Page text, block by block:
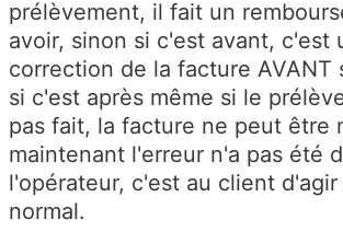
prélèvement, il fait un
avoir, sinon si c'est avant, c'est
correction de la facture AVANT
si c'est après même si le
pas fait, la facture ne peut être
maintenant l'erreur n'a pas été
l'opérateur, c'est au client
normal.